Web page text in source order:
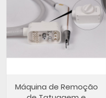
Máquina de Remoção